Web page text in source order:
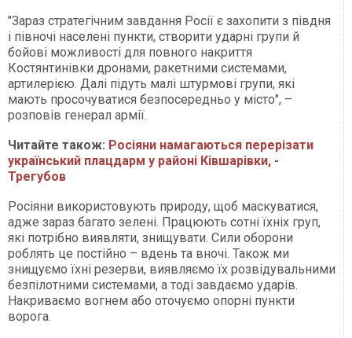
"Зараз стратегічним завдання Росії є захопити з півдня
і півночі населені пункти, створити ударні групи й
бойові можливості для повного накриття
Костянтинівки дронами, ракетними системами,
артилерією. Далі підуть малі штурмові групи, які
мають просочуватися безпосередньо у місто", –
розповів генерал армії.
Читайте також: Росіяни намагаються перерізати
український плацдарм у районі Ківшарівки, -
Трегубов
Росіяни використовують природу, щоб маскуватися,
адже зараз багато зелені. Працюють сотні їхніх груп,
які потрібно виявляти, знищувати. Сили оборони
роблять це постійно – вдень та вночі. Також ми
знищуємо їхні резерви, виявляємо їх розвідувальними
безпілотними системами, а тоді завдаємо ударів.
Накриваємо вогнем або оточуємо опорні пункти
ворога.